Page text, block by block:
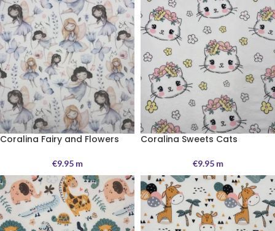
Coralina Fairy and Flowers
€9.95m
Coralina Sweets Cats
€9.95m